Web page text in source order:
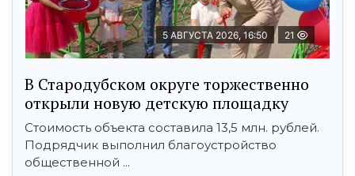
5 АВГУСТА 2026, 16:50 21
В Стародубском округе торжественно
открыли новую детскую площадку
Стоимость объекта составила 13,5 млн. рублей.
Подрядчик выполнил благоустройство
общественной ...